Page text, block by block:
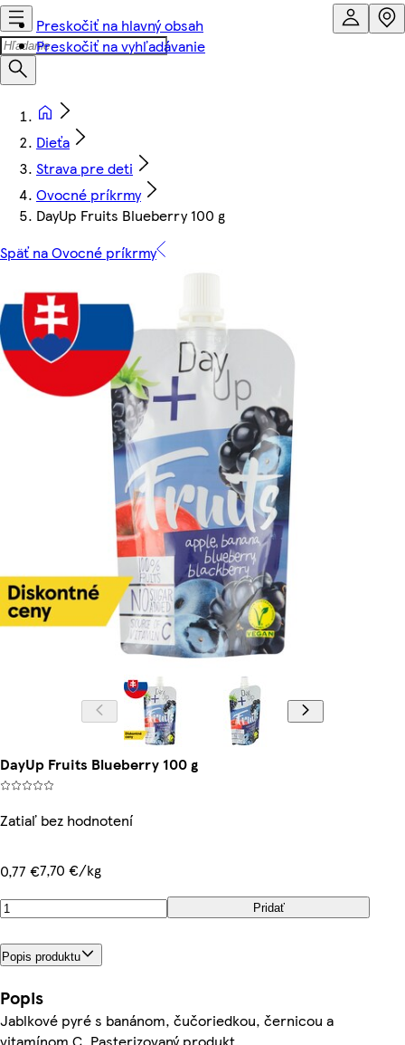
Preskočiť na hlavný obsah
Preskočiť na vyhľadávanie
Dieťa
Strava pre deti
Ovocné príkrmy
DayUp Fruits Blueberry 100 g
Späť na Ovocné príkrmy
DayUp Fruits Blueberry 100 g
Zatiaľ bez hodnotení
0,77 €7,70 €/kg
Pridať
Popis produktu
Popis
Jablkové pyré s banánom, čučoriedkou, černicou a
vitamínom C. Pasterizovaný produkt.